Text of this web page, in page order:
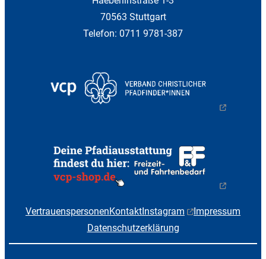
70563 Stuttgart
Telefon: 0711 9781-387
VertrauenspersonenKontaktInstagram
Impressum
Datenschutzerklärung